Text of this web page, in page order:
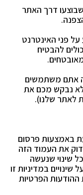
דרך האתר
פני האינטרנט
להבטיח
אתם משתמשים
נבקש מכם את
לאתר שלנו).
באמצעות פרסום
את העמוד הזה
שינוי שנעשה
שינויים במדיניות זו
הפרטיות